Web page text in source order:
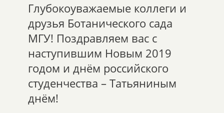
Глубокоуважаемые коллеги и
друзья Ботанического сада
МГУ! Поздравляем вас с
наступившим Новым 2019
годом и днём российского
студенчества – Татьяниным
днём!